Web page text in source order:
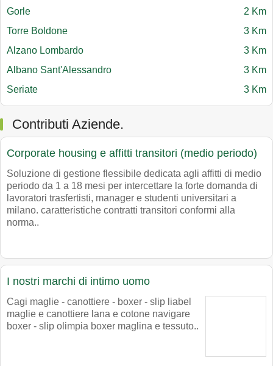
Gorle
2 Km
Torre Boldone
3 Km
Alzano Lombardo
3 Km
Albano Sant'Alessandro
3 Km
Seriate
3 Km
Contributi Aziende.
Corporate housing e affitti transitori (medio periodo)
Soluzione di gestione flessibile dedicata agli affitti di medio
periodo da 1 a 18 mesi per intercettare la forte domanda di
lavoratori trasfertisti, manager e studenti universitari a
milano. caratteristiche contratti transitori conformi alla
norma..
I nostri marchi di intimo uomo
Cagi maglie - canottiere - boxer - slip liabel
maglie e canottiere lana e cotone navigare
boxer - slip olimpia boxer maglina e tessuto..